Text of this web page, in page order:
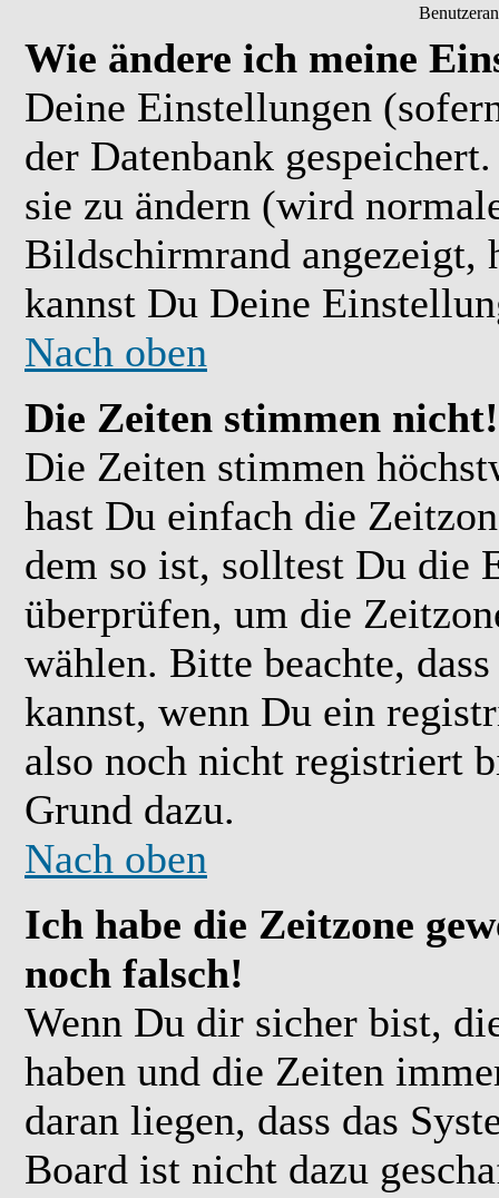
Wie ändere ich meine
Deine Einstellungen
der Datenbank
sie zu ändern (wird
Bildschirmrand angezeigt,
kannst Du Deine
Nach oben
Die Zeiten stimmen nicht!
Die Zeiten stimmen
hast Du einfach die
dem so ist, solltest Du die
überprüfen, um die
wählen. Bitte beachte,
kannst, wenn Du ein
also noch nicht registriert
Grund dazu.
Nach oben
Ich habe die Zeitzone
noch falsch!
Wenn Du dir sicher bist,
haben und die Zeiten
daran liegen, dass das
Board ist nicht dazu